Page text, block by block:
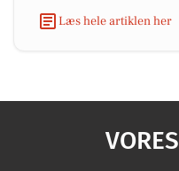
Læs hele artiklen her
VORES